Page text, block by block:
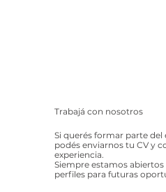
Trabajá con nosotros
Si querés formar parte
podés enviarnos tu CV y
experiencia.
Siempre estamos
perfiles para futuras